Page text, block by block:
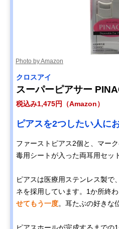
Photo by Amazon
クロスアイ
スーパーピアサー
税込み1,475円（Amazon）
ピアスを2つしたい人に
ファーストピアス2個と、マー
毒用シートが入った両耳用セッ
ピアスは医療用ステンレス製で
ネを採用しています。1か所終わ
せてもう一度。耳たぶの好きな